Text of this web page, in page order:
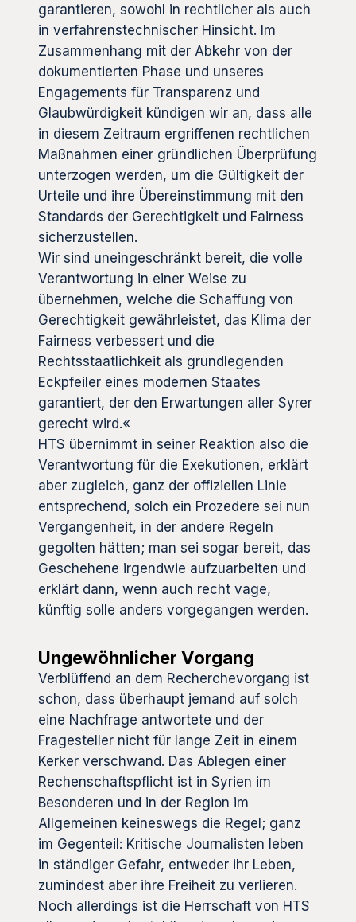
garantieren, sowohl in rechtlicher als auch
in verfahrenstechnischer Hinsicht. Im
Zusammenhang mit der Abkehr von der
dokumentierten Phase und unseres
Engagements für Transparenz und
Glaubwürdigkeit kündigen wir an, dass alle
in diesem Zeitraum ergriffenen rechtlichen
Maßnahmen einer gründlichen Überprüfung
unterzogen werden, um die Gültigkeit der
Urteile und ihre Übereinstimmung mit den
Standards der Gerechtigkeit und Fairness
sicherzustellen.
Wir sind uneingeschränkt bereit, die volle
Verantwortung in einer Weise zu
übernehmen, welche die Schaffung von
Gerechtigkeit gewährleistet, das Klima der
Fairness verbessert und die
Rechtsstaatlichkeit als grundlegenden
Eckpfeiler eines modernen Staates
garantiert, der den Erwartungen aller Syrer
gerecht wird.«
HTS übernimmt in seiner Reaktion also die
Verantwortung für die Exekutionen, erklärt
aber zugleich, ganz der offiziellen Linie
entsprechend, solch ein Prozedere sei nun
Vergangenheit, in der andere Regeln
gegolten hätten; man sei sogar bereit, das
Geschehene irgendwie aufzuarbeiten und
erklärt dann, wenn auch recht vage,
künftig solle anders vorgegangen werden.
Ungewöhnlicher Vorgang
Verblüffend an dem Recherchevorgang ist
schon, dass überhaupt jemand auf solch
eine Nachfrage antwortete und der
Fragesteller nicht für lange Zeit in einem
Kerker verschwand. Das Ablegen einer
Rechenschaftspflicht ist in Syrien im
Besonderen und in der Region im
Allgemeinen keineswegs die Regel; ganz
im Gegenteil: Kritische Journalisten leben
in ständiger Gefahr, entweder ihr Leben,
zumindest aber ihre Freiheit zu verlieren.
Noch allerdings ist die Herrschaft von HTS